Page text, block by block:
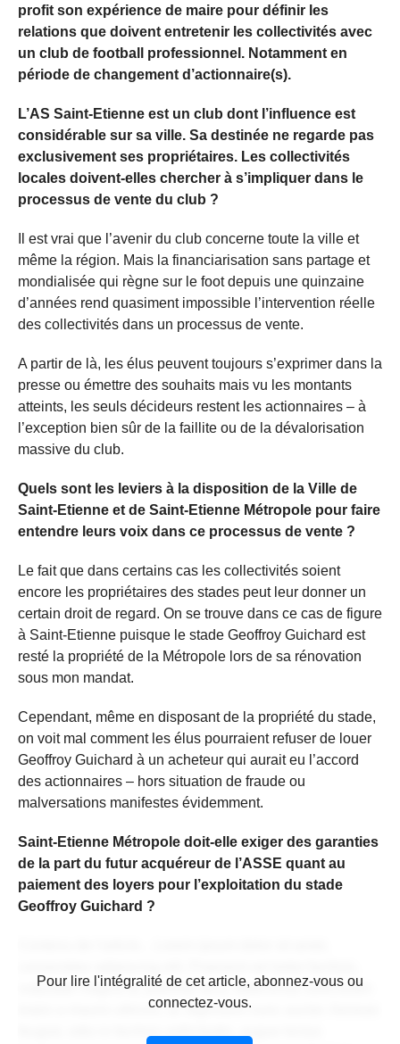
profit son expérience de maire pour définir les
relations que doivent entretenir les collectivités avec
un club de football professionnel. Notamment en
période de changement d’actionnaire(s).
L’AS Saint-Etienne est un club dont l’influence est
considérable sur sa ville. Sa destinée ne regarde pas
exclusivement ses propriétaires. Les collectivités
locales doivent-elles chercher à s’impliquer dans le
processus de vente du club ?
Il est vrai que l’avenir du club concerne toute la ville et
même la région. Mais la financiarisation sans partage et
mondialisée qui règne sur le foot depuis une quinzaine
d’années rend quasiment impossible l’intervention réelle
des collectivités dans un processus de vente.
A partir de là, les élus peuvent toujours s’exprimer dans la
presse ou émettre des souhaits mais vu les montants
atteints, les seuls décideurs restent les actionnaires – à
l’exception bien sûr de la faillite ou de la dévalorisation
massive du club.
Quels sont les leviers à la disposition de la Ville de
Saint-Etienne et de Saint-Etienne Métropole pour faire
entendre leurs voix dans ce processus de vente ?
Le fait que dans certains cas les collectivités soient
encore les propriétaires des stades peut leur donner un
certain droit de regard. On se trouve dans ce cas de figure
à Saint-Etienne puisque le stade Geoffroy Guichard est
resté la propriété de la Métropole lors de sa rénovation
sous mon mandat.
Cependant, même en disposant de la propriété du stade,
on voit mal comment les élus pourraient refuser de louer
Geoffroy Guichard à un acheteur qui aurait eu l’accord
des actionnaires – hors situation de fraude ou
malversations manifestes évidemment.
Saint-Etienne Métropole doit-elle exiger des garanties
de la part du futur acquéreur de l’ASSE quant au
paiement des loyers pour l’exploitation du stade
Geoffroy Guichard ?
vulputate magna at, pulvinar arcu. Maecenas sollicitudin
turpis a mauris ultrices, ac dignissim nunc auctor. Aenean
CONTENU RÉSERVÉ AUX
ABONNÉS
Pour lire l'intégralité de cet article, abonnez-vous ou
connectez-vous.